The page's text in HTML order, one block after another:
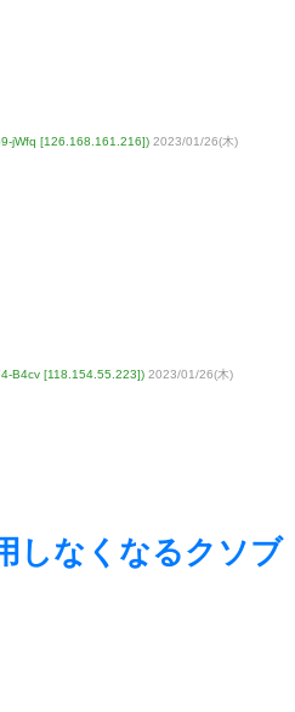
jWfq [126.168.161.216]) 2023/01/26(木)
B4cv [118.154.55.223]) 2023/01/26(木)
しなくなるクソブ